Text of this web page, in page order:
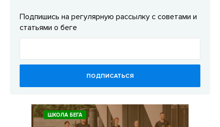
Подпишись на регулярную рассылку с советами и
статьями о беге
ПОДПИСАТЬСЯ
ШКОЛА БЕГА